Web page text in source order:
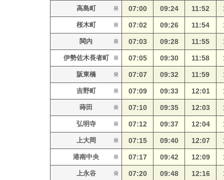
高島町 発 07:00 09:24 11:52
桜木町 発 07:02 09:26 11:54
関内 発 07:03 09:28 11:55
伊勢佐木長者町 発 07:05 09:30 11:58
阪東橋 発 07:07 09:32 11:59
吉野町 発 07:09 09:33 12:01
蒔田 発 07:10 09:35 12:03
弘明寺 発 07:12 09:37 12:04
上大岡 発 07:15 09:40 12:07
港南中央 発 07:17 09:42 12:09
上永谷 発 07:20 09:48 12:16